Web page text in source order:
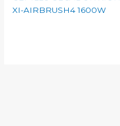
XI-AIRBRUSH4 1600W